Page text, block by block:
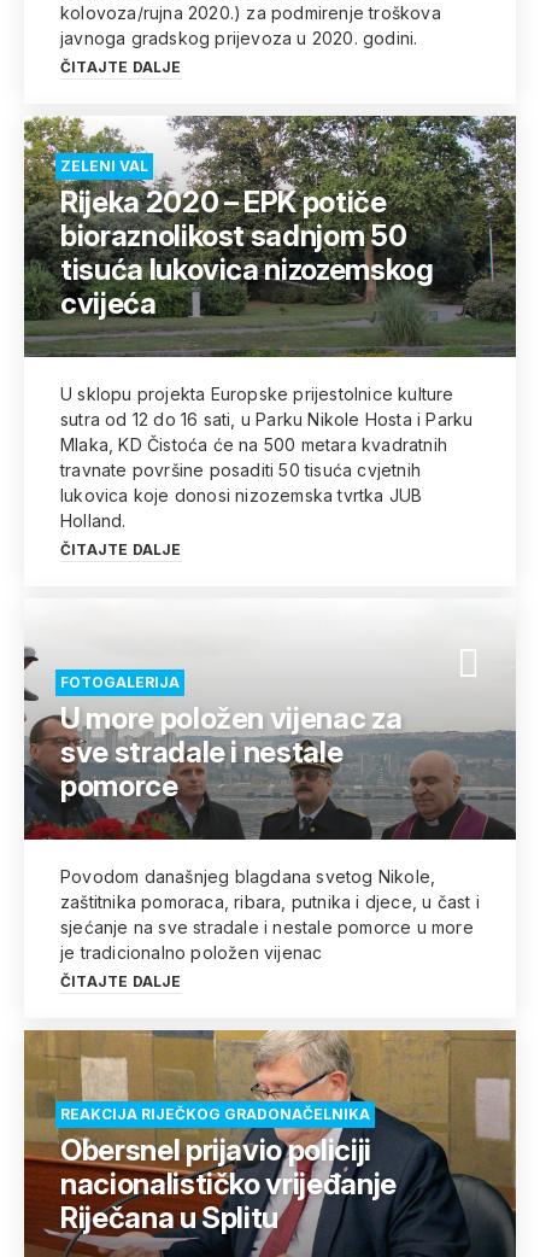
kolovoza/rujna 2020.) za podmirenje troškova
javnoga gradskog prijevoza u 2020. godini.
ČITAJTE DALJE
ZELENI VAL
Rijeka 2020 – EPK potiče
bioraznolikost sadnjom 50
tisuća lukovica nizozemskog
cvijeća
U sklopu projekta Europske prijestolnice kulture
sutra od 12 do 16 sati, u Parku Nikole Hosta i Parku
Mlaka, KD Čistoća će na 500 metara kvadratnih
travnate površine posaditi 50 tisuća cvjetnih
lukovica koje donosi nizozemska tvrtka JUB
Holland.
ČITAJTE DALJE
FOTOGALERIJA
U more položen vijenac za
sve stradale i nestale
pomorce
Povodom današnjeg blagdana svetog Nikole,
zaštitnika pomoraca, ribara, putnika i djece, u čast i
sjećanje na sve stradale i nestale pomorce u more
je tradicionalno položen vijenac
ČITAJTE DALJE
REAKCIJA RIJEČKOG GRADONAČELNIKA
Obersnel prijavio policiji
nacionalističko vrijeđanje
Riječana u Splitu